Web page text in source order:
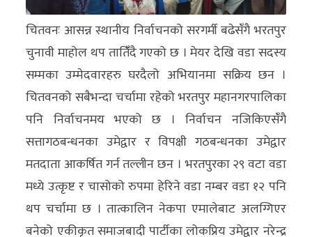
खबर
विशेष
राशिफल
फोटो
ग्यालरी
चितवनः आसन्न स्थानीय निर्वाचनको सरगर्मी बढेसंँगै भरतपुर
चुनावी माहोल थप तातिंँदै गएको छ । मेयर देखि वडा सदस्य
सम्मका उम्मेदवारहरु घरदैलो अभियानमा सक्रिय छन ।
चितवनको सबैभन्दा चर्चामा रहेको भरतपुर महानगरपालिका
पनि निर्वाचनमय भएको छ । निर्वाचन नजिकिएसंँगै
सत्तागठबन्धनका उमेद्वार र विपक्षी गठबन्धनका उमेद्वार
मतदाता आकर्षित गर्न तल्लीन छन । भरतपुरका २९ वटा वडा
मध्ये उत्कृष्ट र चासोको रुपमा हेरिने वडा नम्बर वडा १२ पनि
थप चर्चामा छ । तात्कालिन नेकपा एमालेबाट अलग्गिएर
बनेको एकीकृत समाजबादी पार्टीका लोकप्रिय उमेद्वार नरेन्द्र